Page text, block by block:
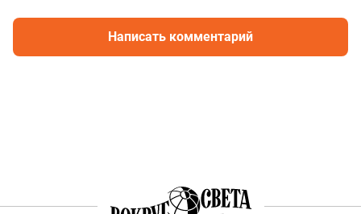
Написать комментарий